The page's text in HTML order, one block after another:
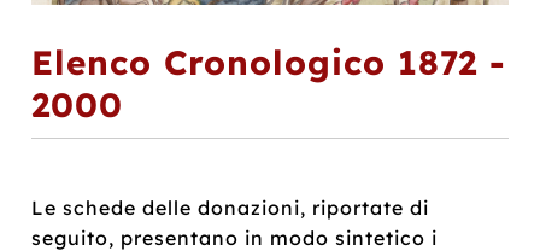
Elenco Cronologico 1872 -
2000
Le schede delle donazioni, riportate di
seguito, presentano in modo sintetico i